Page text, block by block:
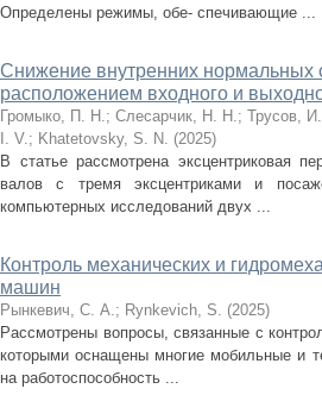
Определены режимы, обе‑ спечивающие ...
Снижение внутренних нормальных
расположением входного и
Громыко, П. Н.; Слесарчик, Н. Н.; Трусов,
I. V.; Khatetovsky, S. N. (2025)
В статье рассмотрена эксцентриковая
валов с тремя эксцентриками и
компьютерных исследований двух ...
Контроль механических и
машин
Рынкевич, С. А.; Rynkevich, S. (2025)
Рассмотрены вопросы, связанные с
которыми оснащены многие мобильные и
на работоспособность ...